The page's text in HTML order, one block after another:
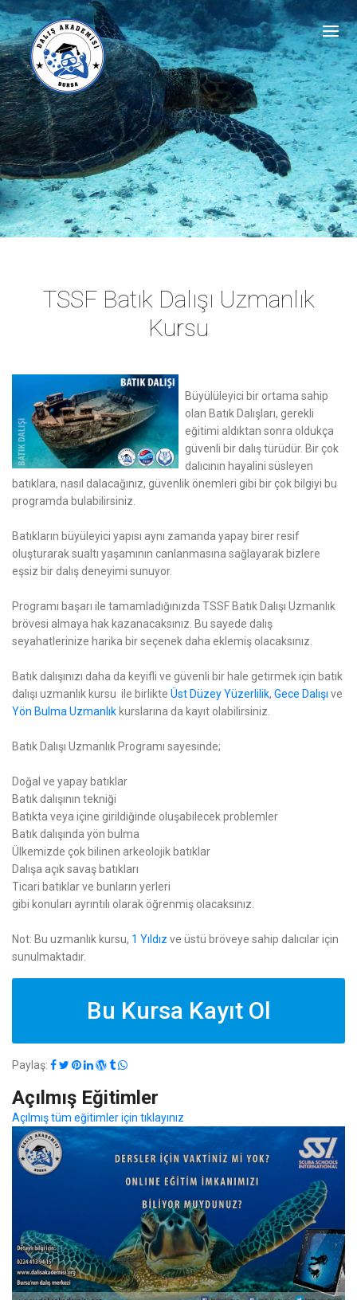
TSSF Batık Dalışı Uzmanlık
Kursu
Büyülüleyici bir ortama sahip
olan Batık Dalışları, gerekli
eğitimi aldıktan sonra oldukça
güvenli bir dalış türüdür. Bir çok
dalıcının hayalini süsleyen
batıklara, nasıl dalacağınız, güvenlik önemleri gibi bir çok bilgiyi bu
programda bulabilirsiniz.
Batıkların büyüleyici yapısı aynı zamanda yapay birer resif
oluşturarak sualtı yaşamının canlanmasına sağlayarak bizlere
eşsiz bir dalış deneyimi sunuyor.
Programı başarı ile tamamladığınızda TSSF Batık Dalışı Uzmanlık
brövesi almaya hak kazanacaksınız. Bu sayede dalış
seyahatlerinize harika bir seçenek daha eklemiş olacaksınız.
Batık dalışınızı daha da keyifli ve güvenli bir hale getirmek için batık
dalışı uzmanlık kursu ile birlikte Üst Düzey Yüzerlilik, Gece Dalışı ve
Yön Bulma Uzmanlık kurslarına da kayıt olabilirsiniz.
Batık Dalışı Uzmanlık Programı sayesinde;
Doğal ve yapay batıklar
Batık dalışının tekniği
Batıkta veya içine girildiğinde oluşabilecek problemler
Batık dalışında yön bulma
Ülkemizde çok bilinen arkeolojik batıklar
Dalışa açık savaş batıkları
Ticari batıklar ve bunların yerleri
gibi konuları ayrıntılı olarak öğrenmiş olacaksınız.
Not: Bu uzmanlık kursu, 1 Yıldız ve üstü bröveye sahip dalıcılar için
sunulmaktadır.
Bu Kursa Kayıt Ol
Paylaş:
Açılmış Eğitimler
Açılmış tüm eğitimler için tıklayınız